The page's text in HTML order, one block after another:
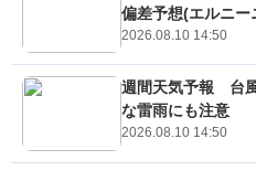
偏差予想(エルニー
2026.08.10 14:50
週間天気予報 台
な雷雨にも注意
2026.08.10 14:50